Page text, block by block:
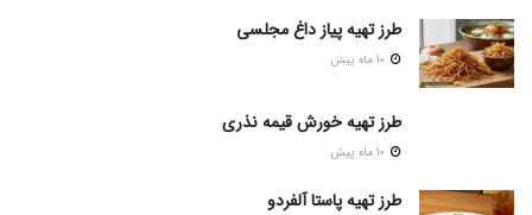
طرز تهیه پیاز داغ مجلسی
طرز تهیه خورش قیمه نذری
طرز تهیه پاستا آلفردو